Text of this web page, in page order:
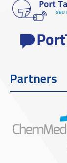
Partners